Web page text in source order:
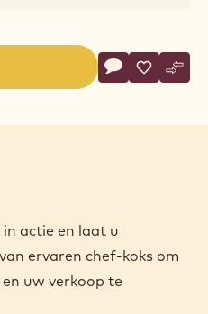
Actions
Schrijf een
- Almond
Opslaan
- Almond
-
in actie en laat u
ervaren chef-koks om
uw verkoop te